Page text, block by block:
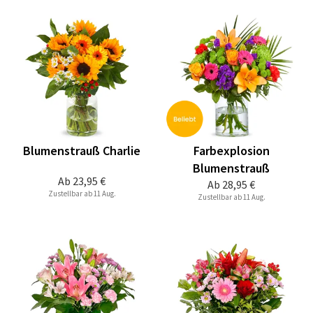
Ab 23,95 €
Blumenstrauß Charlie
Zustellbar ab 11 Aug.
Ab 28,95 €
Farbexplosion
Blumenstrauß
Zustellbar ab 11 Aug.